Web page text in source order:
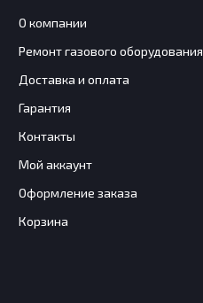
О компании
Ремонт газового оборудования
Доставка и оплата
Гарантия
Контакты
Мой аккаунт
Оформление заказа
Корзина